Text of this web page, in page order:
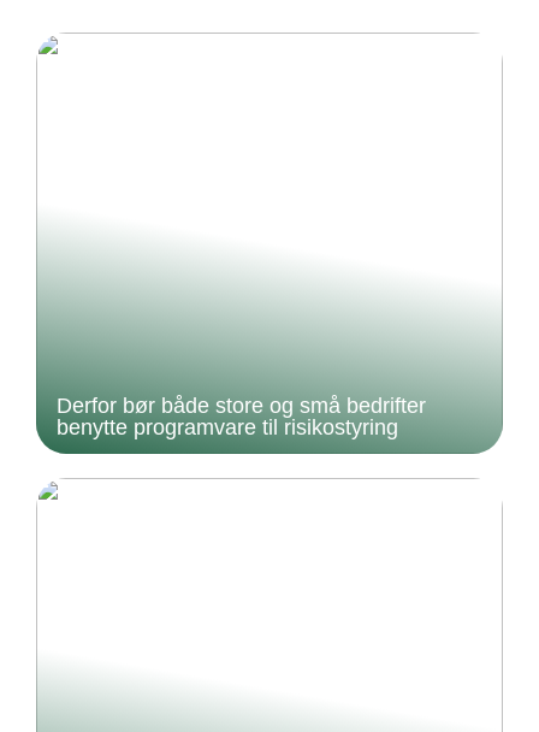
Derfor bør både store og små bedrifter
benytte programvare til risikostyring